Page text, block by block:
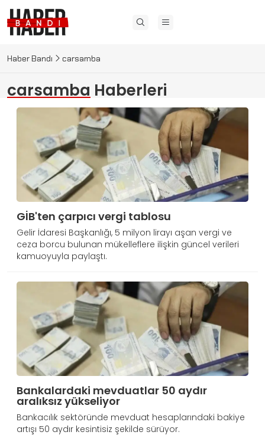
Haber Bandı carsamba
carsamba Haberleri
GİB'ten çarpıcı vergi tablosu
Gelir İdaresi Başkanlığı, 5 milyon lirayı aşan vergi ve
ceza borcu bulunan mükelleflere ilişkin güncel verileri
kamuoyuyla paylaştı.
Bankalardaki mevduatlar 50 aydır
aralıksız yükseliyor
Bankacılık sektöründe mevduat hesaplarındaki bakiye
artışı 50 aydır kesintisiz şekilde sürüyor.